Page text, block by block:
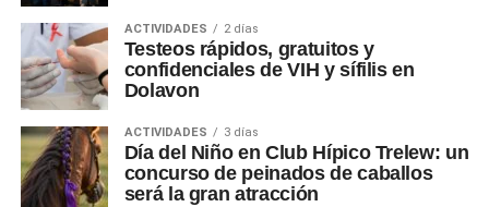
ACTIVIDADES 2 días
Testeos rápidos, gratuitos y
confidenciales de VIH y sífilis en
Dolavon
ACTIVIDADES 3 días
Día del Niño en Club Hípico Trelew: un
concurso de peinados de caballos
será la gran atracción